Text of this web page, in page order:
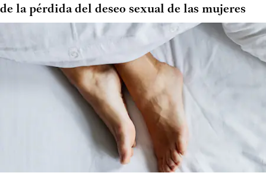
de la pérdida del deseo sexual de las mujeres